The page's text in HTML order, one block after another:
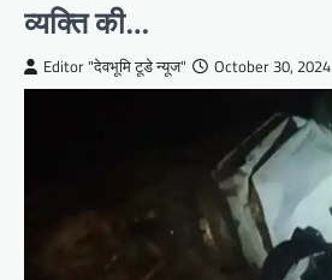
व्यक्ति की…
Editor "देवभूमि टूडे न्यूज" October 30, 2024